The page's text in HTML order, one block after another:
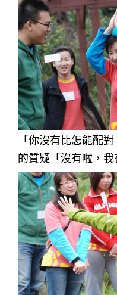
「你沒有比怎能配
的質疑「沒有啦，我